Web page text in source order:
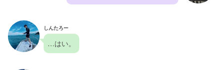
しんたろー
…はい。